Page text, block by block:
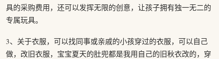
具的采购费用，还可以发挥无限的创意，让孩子拥有独一无二的
专属玩具。
3、关于衣服，可以找同事或亲戚的小孩穿过的衣服，可以自己
做，改旧衣服，宝宝夏天的肚兜都是我用自己的旧秋衣改的，穿